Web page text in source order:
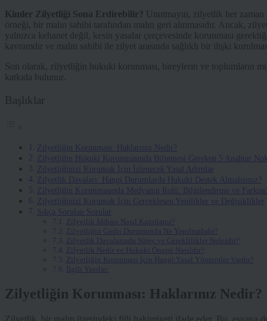
Kimler Zilyetliği Sona Erdirebilir? Unutmayın, zilyetlik her
örneği, bir malın sahibi tarafından malın geri alınmasıdır. Ancak,
yalnızca kehanet değil, kesin yasalar çerçevesinde korunması
kavramdır ve malın sahibi ile zilyet arasında sağlıklı bir ilişki
Son olarak, zilyetliğin hukuki korunması, bireylerin ve toplumların
katkıda bulunur.
Başlıklar
Zilyetliğin Korunması: Haklarınız Nedir?
Zilyetliğin Hukuki Korunmasında Bilinmesi Gereken 5 Anahtar
Zilyetliğinizi Korumak İçin İzlenecek Yasal Adımlar
Zilyetlik Davaları: Hangi Durumlarda Hukuki Destek Almalısınız?
Zilyetliğin Korunmasında Medyanın Rolü: Bilgilendirme ve
Zilyetliğinizi Korumak İçin Gerçekleşen Yenilikler ve Değişiklikler
Sıkça Sorulan Sorular
Zilyetlik İddiası Nasıl Kanıtlanır?
Zilyetliğin Gasbı Durumunda Ne Yapılmalıdır?
Zilyetlik Davalarında Süreç ve Gereklilikler Nelerdir?
Zilyetlik Nedir ve Hukuki Önemi Nasıldır?
Zilyetliğin Korunması İçin Hangi Yasal Yöntemler Vardır?
İlgili Yazılar:
Zilyetliğin Korunması: Haklarınız Nedir?